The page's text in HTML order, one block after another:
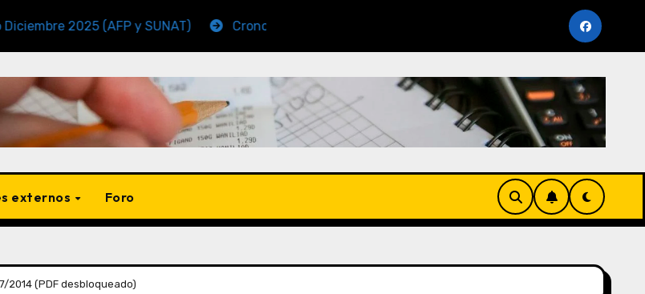
2025 (AFP y SUNAT) Cronogramas de Vencimiento Periodo Noviembre 2025 (AFP y SUNAT)
externos Foro
2014 (PDF desbloqueado)